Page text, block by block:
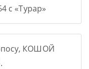
с «Турар»
КОШОЙ